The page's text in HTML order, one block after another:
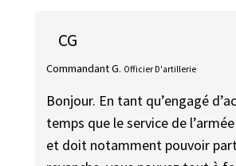
CG
Commandant G. Officier D'artillerie
Bonjour. En tant qu’engagé
temps que le service de
et doit notamment pouvoir